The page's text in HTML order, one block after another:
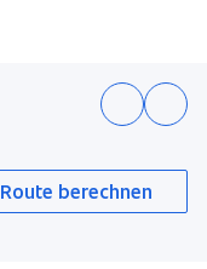
Route berechnen